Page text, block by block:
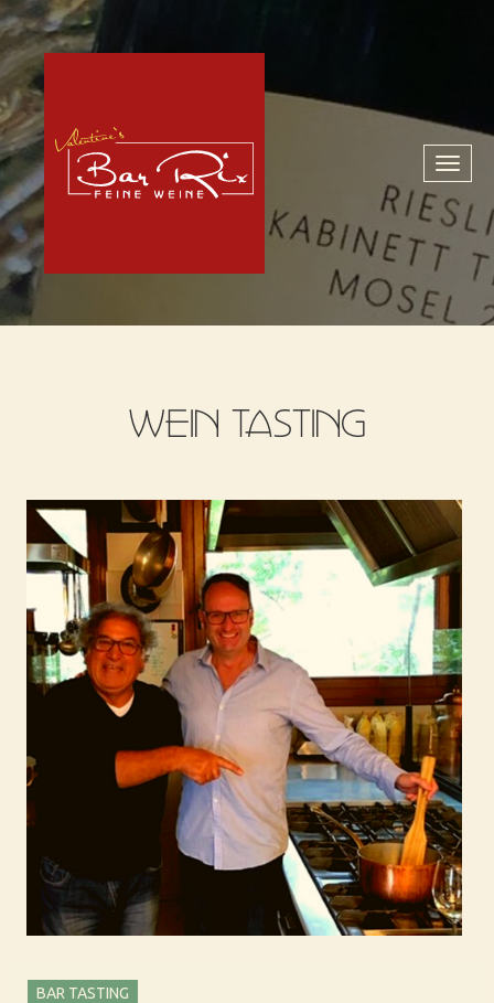
Toggle
WEIN TASTING
BAR TASTING